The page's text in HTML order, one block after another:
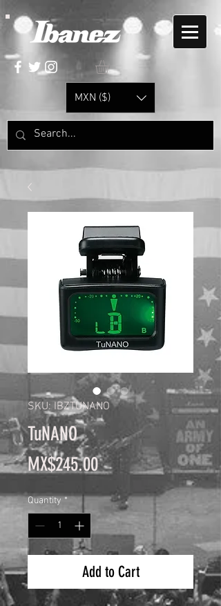
MXN ($)
SKU: IBZTUNANO
TuNANO
MX$245.00Price
Quantity *
Add to Cart